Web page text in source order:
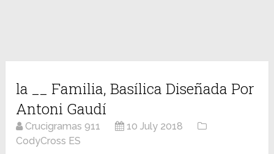
la __ Familia, Basílica Diseñada Por
Antoni Gaudí
Crucigramas 911
10 July 2018
CodyCross ES